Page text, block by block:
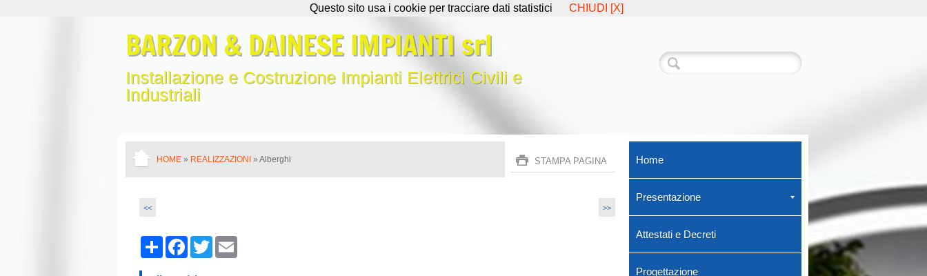
BARZON & DAINESE IMPIANTI srl
Installazione e Costruzione Impianti Elettrici Civili e
Industriali
HOME » REALIZZAZIONI » Alberghi STAMPA PAGINA
<< >>
Share FacebookTwitter
Home
Presentazione
Attestati e Decreti
Progettazione
Questo sito usa i cookie per tracciare dati statistici CHIUDI [X]